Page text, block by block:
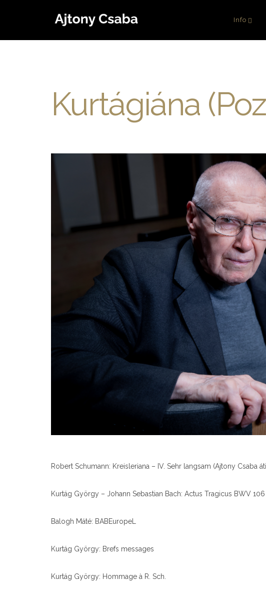
Info
Kurtágiána
Robert Schumann: Kreisleriana – IV. Sehr langsam (Ajtony Csaba
Kurtág György – Johann Sebastian Bach: Actus Tragicus BWV 106
Balogh Máté: BABEuropeL
Kurtág György: Brefs messages
Kurtág György: Hommage à R. Sch.